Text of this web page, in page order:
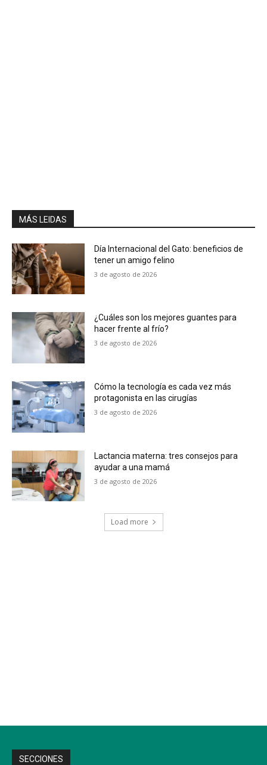
MÁS LEIDAS
Día Internacional del Gato: beneficios de
tener un amigo felino
3 de agosto de 2026
¿Cuáles son los mejores guantes para
hacer frente al frío?
3 de agosto de 2026
Cómo la tecnología es cada vez más
protagonista en las cirugías
3 de agosto de 2026
Lactancia materna: tres consejos para
ayudar a una mamá
3 de agosto de 2026
Load more
SECCIONES